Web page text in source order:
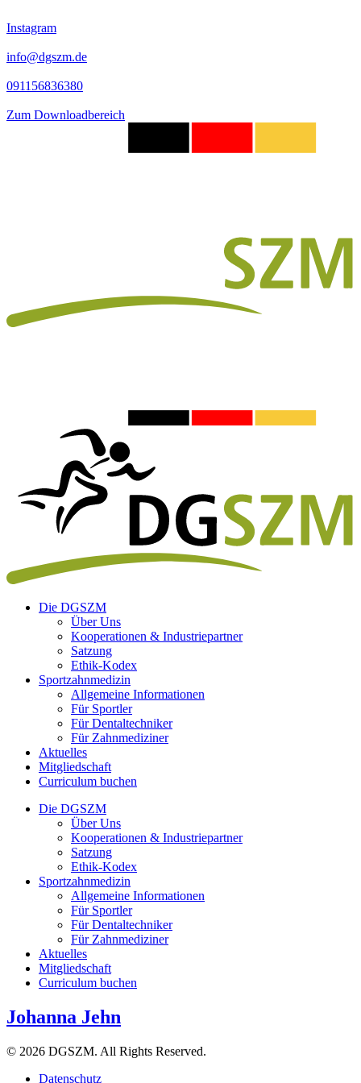
Instagram
info@dgszm.de
091156836380
Zum Downloadbereich
Die DGSZM
Über Uns
Kooperationen & Industriepartner
Satzung
Ethik-Kodex
Sportzahnmedizin
Allgemeine Informationen
Für Sportler
Für Dentaltechniker
Für Zahnmediziner
Aktuelles
Mitgliedschaft
Curriculum buchen
Die DGSZM
Über Uns
Kooperationen & Industriepartner
Satzung
Ethik-Kodex
Sportzahnmedizin
Allgemeine Informationen
Für Sportler
Für Dentaltechniker
Für Zahnmediziner
Aktuelles
Mitgliedschaft
Curriculum buchen
Johanna Jehn
© 2026 DGSZM. All Rights Reserved.
Datenschutz